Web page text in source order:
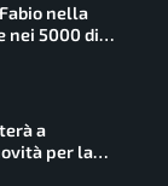
nella
nei 5000 di
a
per la